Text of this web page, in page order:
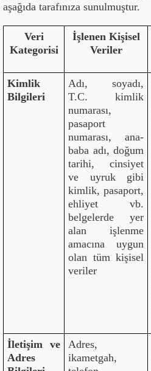
aşağıda tarafınıza sunulmuştur.
Veri
Kategorisi
İşlenen Kişisel
Veriler
Kimlik
Bilgileri
Adı, soyadı,
T.C. kimlik
numarası,
pasaport
numarası, ana-
baba adı, doğum
tarihi, cinsiyet
ve uyruk gibi
kimlik, pasaport,
ehliyet vb.
belgelerde yer
alan işlenme
amacına uygun
olan tüm kişisel
veriler
İletişim ve
Adres
Adres,
ikametgah,